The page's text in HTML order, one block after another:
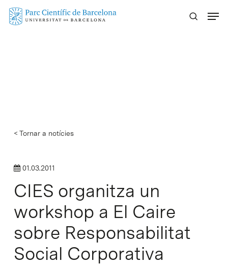
Skip
< Tornar a notícies
01.03.2011
CIES organitza un
workshop a El Caire
sobre Responsabilitat
Social Corporativa